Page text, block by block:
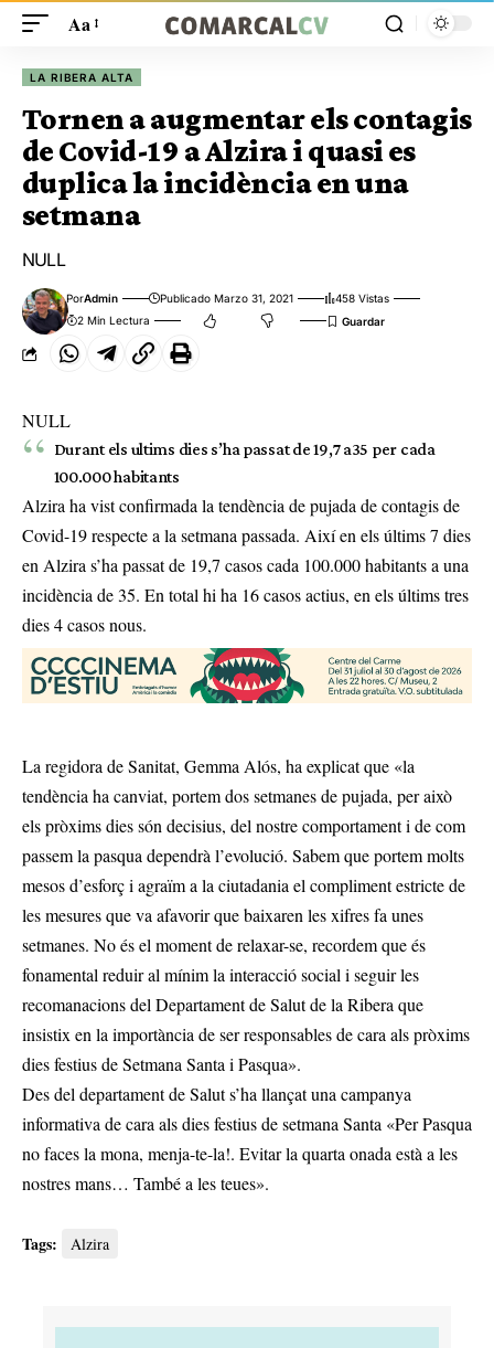
Aa
LA RIBERA ALTA
Tornen a augmentar els contagis
de Covid-19 a Alzira i quasi es
duplica la incidència en una
setmana
NULL
PorAdmin Publicado Marzo 31, 2021
458 Vistas
2 Min Lectura
NULL
Durant els ultims dies s’ha passat de 19,7 a35 per cada
100.000 habitants
Alzira ha vist confirmada la tendència de pujada de contagis de
Covid-19 respecte a la setmana passada. Així en els últims 7 dies
en Alzira s’ha passat de 19,7 casos cada 100.000 habitants a una
incidència de 35. En total hi ha 16 casos actius, en els últims tres
dies 4 casos nous.
La regidora de Sanitat, Gemma Alós, ha explicat que «la
tendència ha canviat, portem dos setmanes de pujada, per això
els pròxims dies són decisius, del nostre comportament i de com
passem la pasqua dependrà l’evolució. Sabem que portem molts
mesos d’esforç i agraïm a la ciutadania el compliment estricte de
les mesures que va afavorir que baixaren les xifres fa unes
setmanes. No és el moment de relaxar-se, recordem que és
fonamental reduir al mínim la interacció social i seguir les
recomanacions del Departament de Salut de la Ribera que
insistix en la importància de ser responsables de cara als pròxims
dies festius de Setmana Santa i Pasqua».
Des del departament de Salut s’ha llançat una campanya
informativa de cara als dies festius de setmana Santa «Per Pasqua
no faces la mona, menja-te-la!. Evitar la quarta onada està a les
nostres mans… També a les teues».
Tags: Alzira